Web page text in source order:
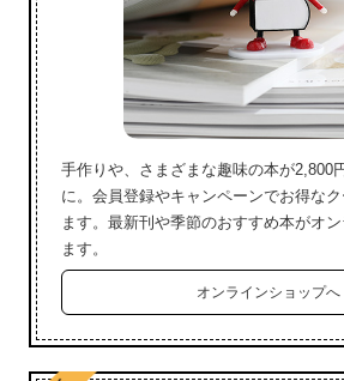
手作りや、さまざまな趣味の本が2,800
に。会員登録やキャンペーンでお得な
ます。最新刊や季節のおすすめ本がオ
ます。
オンラインショップへ